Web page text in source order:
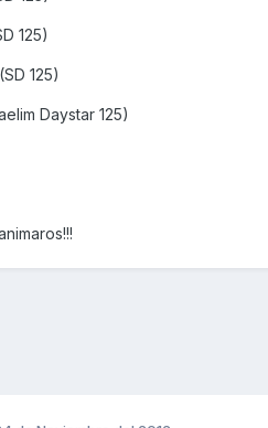
125)
125)
Daystar 125)